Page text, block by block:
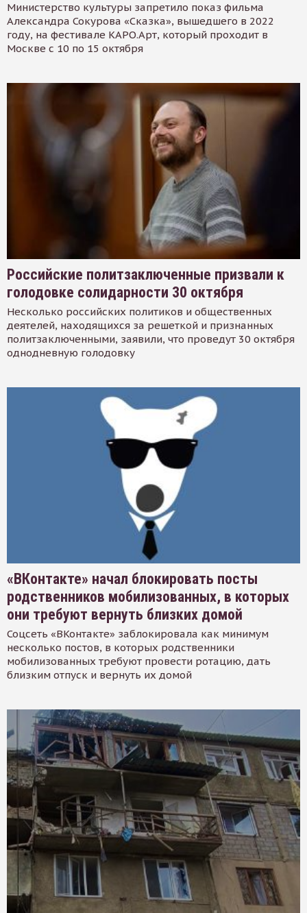
Министерство культуры запретило показ фильма
Александра Сокурова «Сказка», вышедшего в 2022
году, на фестивале КАРО.Арт, который проходит в
Москве с 10 по 15 октября
Российские политзаключенные призвали к
голодовке солидарности 30 октября
Несколько российских политиков и общественных
деятелей, находящихся за решеткой и признанных
политзаключенными, заявили, что проведут 30 октября
однодневную голодовку
«ВКонтакте» начал блокировать посты
родственников мобилизованных, в которых
они требуют вернуть близких домой
Соцсеть «ВКонтакте» заблокировала как минимум
несколько постов, в которых родственники
мобилизованных требуют провести ротацию, дать
близким отпуск и вернуть их домой